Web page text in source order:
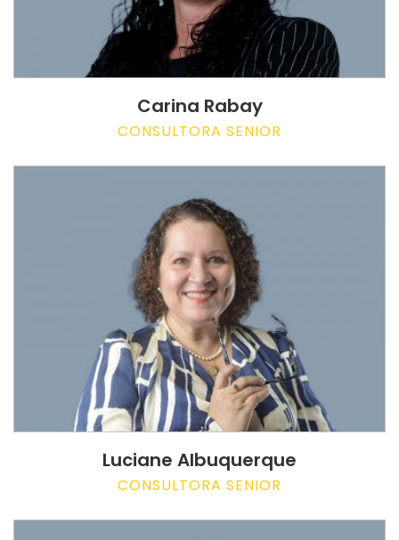
Carina Rabay
CONSULTORA SENIOR
Luciane Albuquerque
CONSULTORA SENIOR